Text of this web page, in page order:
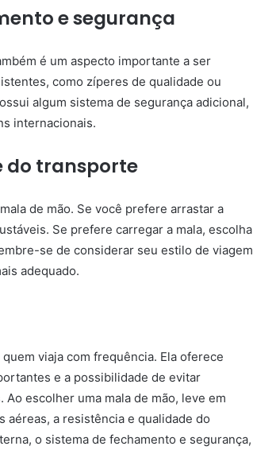
e segurança
é um aspecto importante a ser
como zíperes de qualidade ou
algum sistema de segurança adicional,
internacionais.
do transporte
de mão. Se você prefere arrastar a
Se prefere carregar a mala, escolha
se de considerar seu estilo de viagem
adequado.
viaja com frequência. Ela oferece
e a possibilidade de evitar
escolher uma mala de mão, leve em
aéreas, a resistência e qualidade do
o sistema de fechamento e segurança,